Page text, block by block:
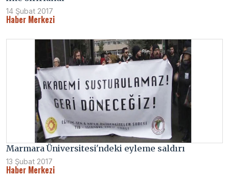
14 Şubat 2017
Haber Merkezi
Marmara Üniversitesi'ndeki eyleme saldırı
13 Şubat 2017
Haber Merkezi